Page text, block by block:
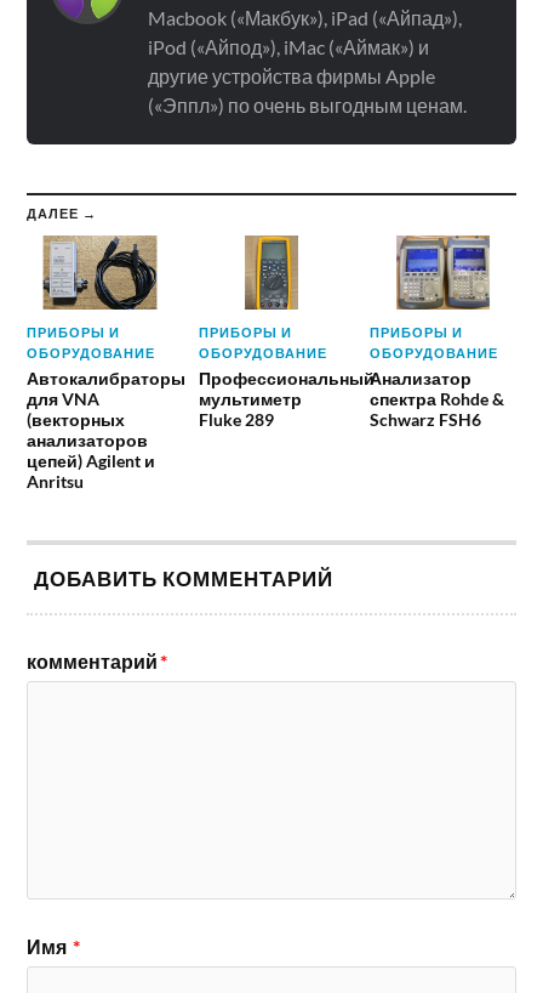
Macbook («Макбук»), iPad («Айпад»),
iPod («Айпод»), iMac («Аймак») и
другие устройства фирмы Apple
(«Эппл») по очень выгодным ценам.
ДАЛЕЕ →
ПРИБОРЫ И
ОБОРУДОВАНИЕ
Автокалибраторы
для VNA
(векторных
анализаторов
цепей) Agilent и
Anritsu
ПРИБОРЫ И
ОБОРУДОВАНИЕ
Профессиональный
мультиметр
Fluke 289
ПРИБОРЫ И
ОБОРУДОВАНИЕ
Анализатор
спектра Rohde &
Schwarz FSH6
ДОБАВИТЬ КОММЕНТАРИЙ
комментарий*
Имя *